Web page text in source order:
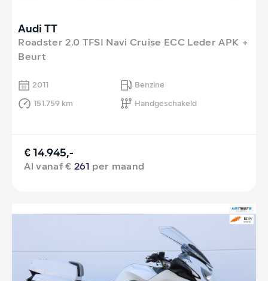
Audi TT
Roadster 2.0 TFSI Navi Cruise ECC Leder APK +
Beurt
2011
Benzine
151.759 km
Handgeschakeld
€ 14.945,-
Al vanaf €261 per maand